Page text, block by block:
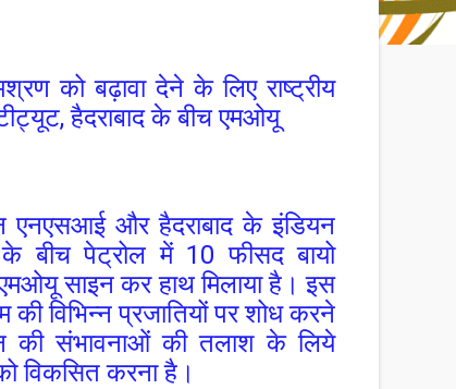
को बढ़ावा देने के लिए राष्ट्रीय
हैदराबाद के बीच एमओयू
एनएसआई और हैदराबाद के इंडियन
के बीचपेट्रोल में 10 फीसद बायो
साइन कर हाथ मिलाया है। इस
की विभिन्न प्रजातियों पर शोध करने
की संभावनाओं की तलाश के लिये
विकसित करना है।